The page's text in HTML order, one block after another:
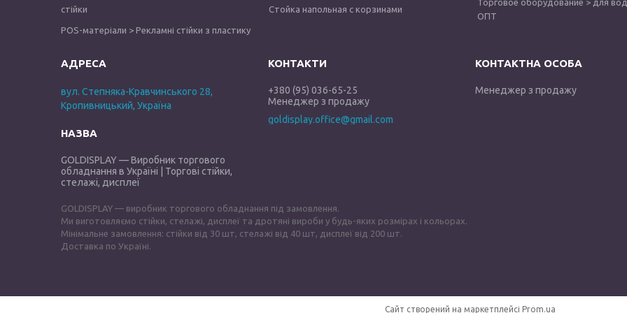
стійки
POS-матеріали > Рекламні стійки з пластику
Стойка напольная с корзинами
ОПТ
вул. Степняка-Кравчинського 28,
Кропивницький, Україна
GOLDISPLAY — Виробник торгового
обладнання в Україні | Торгові стійки,
стелажі, дисплеї
+380 (95) 036-65-25
Менеджер з продажу
goldisplay.office@gmail.com
Менеджер з продажу
GOLDISPLAY — виробник торгового обладнання під замовлення.
Ми виготовляємо стійки, стелажі, дисплеї та дротяні вироби у будь-яких розмірах і кольорах.
Мінімальне замовлення: стійки від 30 шт, стелажі від 40 шт, дисплеї від 200 шт.
Доставка по Україні.
Сайт створений на маркетплейсі Prom.ua